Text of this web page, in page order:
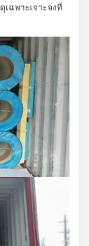
ฉพาะเจาะจงที่